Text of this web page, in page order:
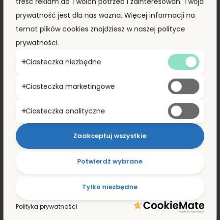
ZOBACZ PRODUKT
PROMOCJA!
prywatność jest dla nas ważna. Więcej informacji na
temat plików cookies znajdziesz w naszej polityce
prywatności.
Ciasteczka niezbędne
Ciasteczka marketingowe
Ciasteczka analityczne
Tylko niezbędne
Potwierdź wybrane
Zaakceptuj wszystkie
Polityka prywatności